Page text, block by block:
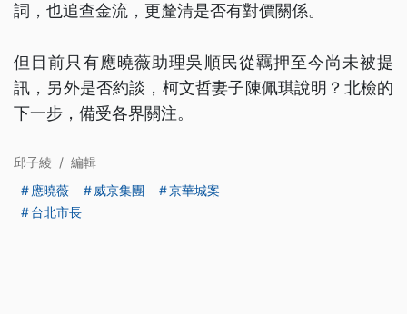
詞，也追查金流，更釐清是否有對價關係。
但目前只有應曉薇助理吳順民從羈押至今尚未被提
訊，另外是否約談，柯文哲妻子陳佩琪說明？北檢的
下一步，備受各界關注。
邱子綾 / 編輯
應曉薇
威京集團
京華城案
台北市長